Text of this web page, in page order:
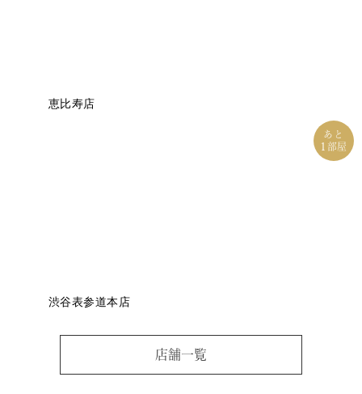
恵比寿店
あと
1 部屋
渋谷表参道本店
店舗一覧